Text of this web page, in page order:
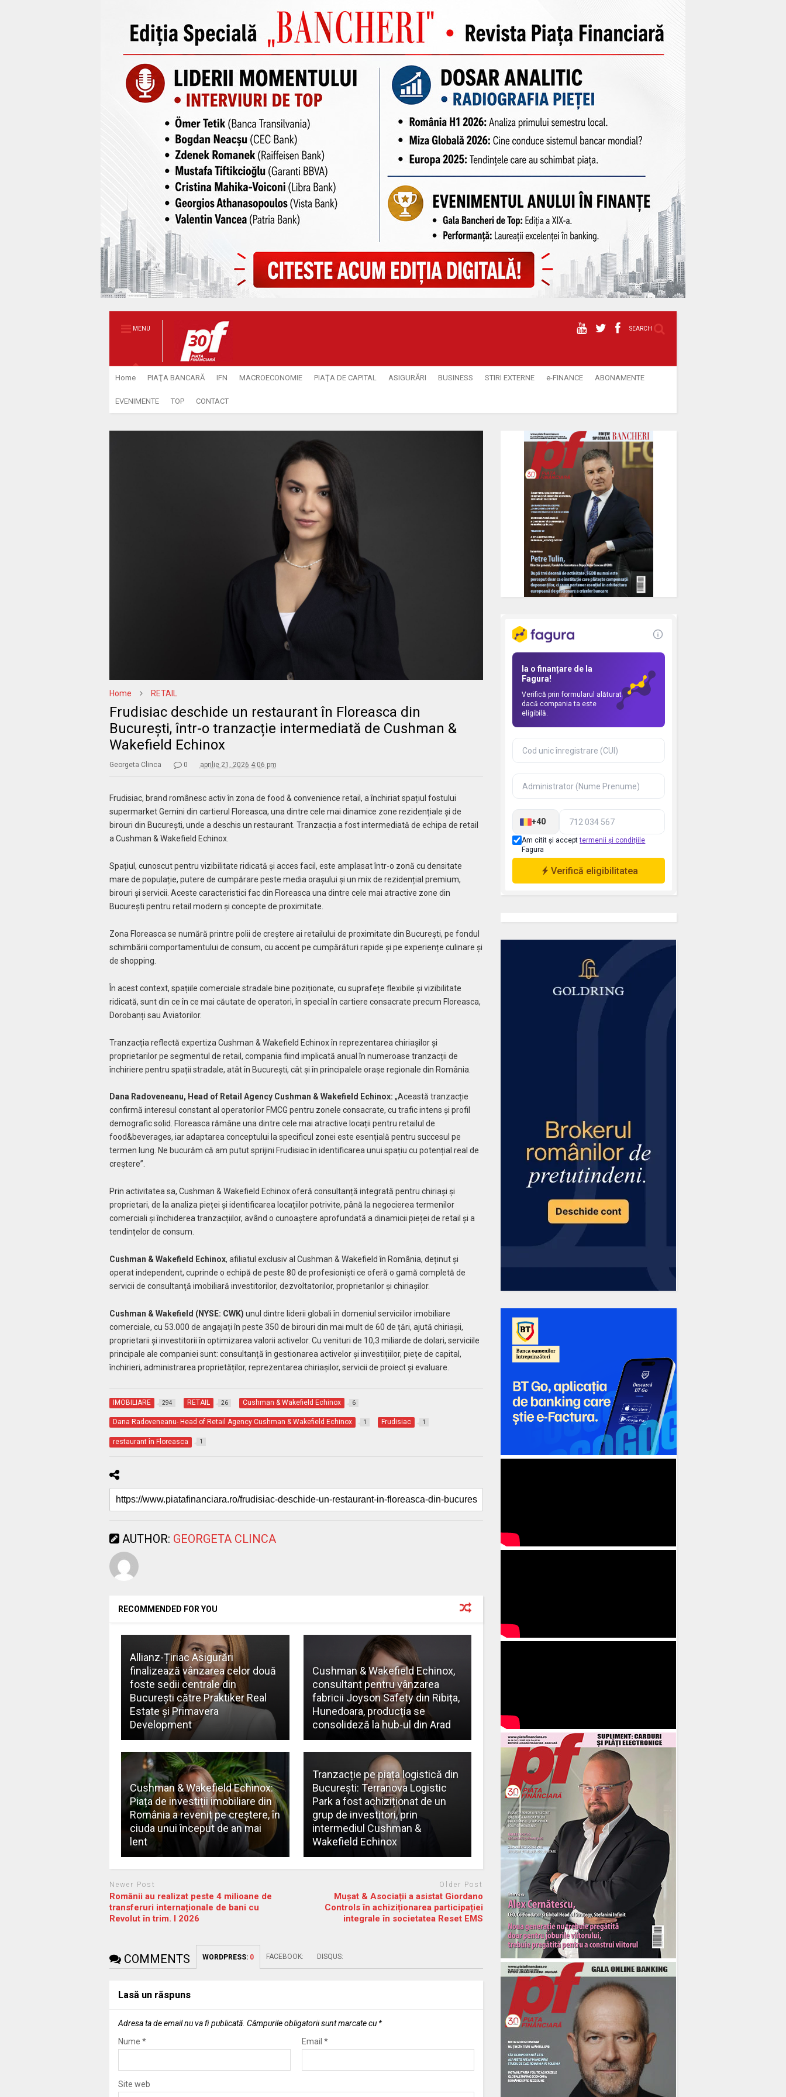
MENU SEARCH
Home PIAŢA BANCARĂ IFN MACROECONOMIE PIAŢA DE CAPITAL ASIGURĂRI BUSINESS STIRI EXTERNE e-FINANCE ABONAMENTE
EVENIMENTE TOP CONTACT
Home RETAIL
Frudisiac deschide un restaurant în Floreasca din
București, într-o tranzacție intermediată de Cushman &
Wakefield Echinox
Georgeta Clinca 0 aprilie 21, 2026 4:06 pm
Frudisiac, brand românesc activ în zona de food & convenience retail, a închiriat spațiul fostului
supermarket Gemini din cartierul Floreasca, una dintre cele mai dinamice zone rezidențiale și de
birouri din București, unde a deschis un restaurant. Tranzacția a fost intermediată de echipa de retail
a Cushman & Wakefield Echinox.
Spațiul, cunoscut pentru vizibilitate ridicată și acces facil, este amplasat într-o zonă cu densitate
mare de populație, putere de cumpărare peste media orașului și un mix de rezidențial premium,
birouri și servicii. Aceste caracteristici fac din Floreasca una dintre cele mai atractive zone din
București pentru retail modern și concepte de proximitate.
Zona Floreasca se numără printre polii de creștere ai retailului de proximitate din București, pe fondul
schimbării comportamentului de consum, cu accent pe cumpărături rapide și pe experiențe culinare și
de shopping.
În acest context, spațiile comerciale stradale bine poziționate, cu suprafețe flexibile și vizibilitate
ridicată, sunt din ce în ce mai căutate de operatori, în special în cartiere consacrate precum Floreasca,
Dorobanți sau Aviatorilor.
Tranzacția reflectă expertiza Cushman & Wakefield Echinox în reprezentarea chiriașilor și
proprietarilor pe segmentul de retail, compania fiind implicată anual în numeroase tranzacții de
închiriere pentru spații stradale, atât în București, cât și în principalele orașe regionale din România.
Dana Radoveneanu, Head of Retail Agency Cushman & Wakefield Echinox: „Această tranzacție
confirmă interesul constant al operatorilor FMCG pentru zonele consacrate, cu trafic intens și profil
demografic solid. Floreasca rămâne una dintre cele mai atractive locații pentru retailul de
food&beverages, iar adaptarea conceptului la specificul zonei este esențială pentru succesul pe
termen lung. Ne bucurăm că am putut sprijini Frudisiac în identificarea unui spațiu cu potențial real de
creștere”.
Prin activitatea sa, Cushman & Wakefield Echinox oferă consultanță integrată pentru chiriași și
proprietari, de la analiza pieței și identificarea locațiilor potrivite, până la negocierea termenilor
comerciali și închiderea tranzacțiilor, având o cunoaștere aprofundată a dinamicii pieței de retail și a
tendințelor de consum.
Cushman & Wakefield Echinox, afiliatul exclusiv al Cushman & Wakefield în România, deținut și
operat independent, cuprinde o echipă de peste 80 de profesioniști ce oferă o gamă completă de
servicii de consultanţă imobiliară investitorilor, dezvoltatorilor, proprietarilor și chiriașilor.
Cushman & Wakefield (NYSE: CWK) unul dintre liderii globali în domeniul serviciilor imobiliare
comerciale, cu 53.000 de angajați în peste 350 de birouri din mai mult de 60 de țări, ajută chiriașii,
proprietarii și investitorii în optimizarea valorii activelor. Cu venituri de 10,3 miliarde de dolari, serviciile
principale ale companiei sunt: consultanță în gestionarea activelor şi investițiilor, piețe de capital,
închirieri, administrarea proprietăților, reprezentarea chiriașilor, servicii de proiect și evaluare.
IMOBILIARE 294 RETAIL 26 Cushman & Wakefield Echinox 6
Dana Radoveneanu- Head of Retail Agency Cushman & Wakefield Echinox 1 Frudisiac 1
restaurant în Floreasca 1
AUTHOR: GEORGETA CLINCA
RECOMMENDED FOR YOU
Allianz-Țiriac Asigurări
finalizează vânzarea celor două
foste sedii centrale din
București către Praktiker Real
Estate și Primavera
Development
Cushman & Wakefield Echinox,
consultant pentru vânzarea
fabricii Joyson Safety din Ribița,
Hunedoara, producția se
consolideză la hub-ul din Arad
Cushman & Wakefield Echinox:
Piața de investiții imobiliare din
România a revenit pe creștere, în
ciuda unui început de an mai
lent
Tranzacție pe piața logistică din
București: Terranova Logistic
Park a fost achiziționat de un
grup de investitori, prin
intermediul Cushman &
Wakefield Echinox
Newer Post
Românii au realizat peste 4 milioane de
transferuri internaționale de bani cu
Revolut în trim. I 2026
Older Post
Mușat & Asociații a asistat Giordano
Controls în achiziționarea participației
integrale în societatea Reset EMS
COMMENTS WORDPRESS: 0 FACEBOOK: DISQUS:
Lasă un răspuns
Adresa ta de email nu va fi publicată. Câmpurile obligatorii sunt marcate cu *
Nume * Email *
Site web